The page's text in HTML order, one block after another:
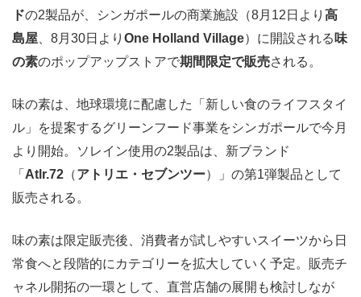
ドの2製品が、シンガポールの商業施設（8月12日より 高
島屋 、8月30日より One Holland Village）に開設される 味
の素のポップアップストアで期間限定で販売される。
味の素は、地球環境に配慮した「新しい食のライフスタイ
ル」を提案するグリーンフード事業をシンガポールで今月
より開始。ソレイン使用の2製品は、新ブランド
「 Atlr.72 （アトリエ・セブンツー）」の第1弾製品として
販売される。
味の素は限定販売後、消費者が試しやすいスイーツから日
常食へと段階的にカテゴリーを拡大していく予定。販売チ
ャネル開拓の一環として、直営店舗の展開も検討しなが